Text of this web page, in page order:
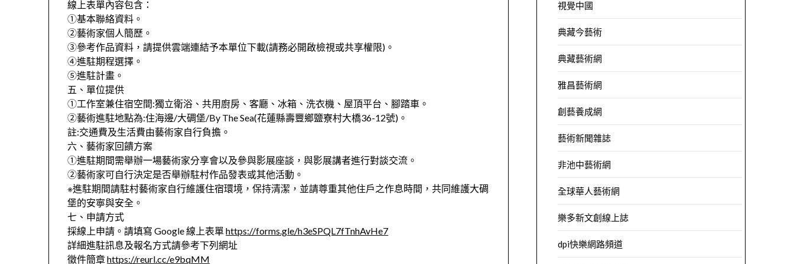
線上表單內容包含：
①基本聯絡資料。
②藝術家個人簡歷。
③參考作品資料，請提供雲端連結予本單位下載(請務必開啟檢視或共享權限)。
④進駐期程選擇。
⑤進駐計畫。
五、單位提供
①工作室兼住宿空間:獨立衛浴、共用廚房、客廳、冰箱、洗衣機、屋頂平台、腳踏車。
②藝術進駐地點為:住海邊/大碉堡/By The Sea(花蓮縣壽豐鄉鹽寮村大橋36-12號)。
註:交通費及生活費由藝術家自行負擔。
六、藝術家回饋方案
①進駐期間需舉辦一場藝術家分享會以及參與影展座談，與影展講者進行對談交流。
②藝術家可自行決定是否舉辦駐村作品發表或其他活動。
※進駐期間請駐村藝術家自行維護住宿環境，保持清潔，並請尊重其他住戶之作息時間，共同維護大碉
堡的安寧與安全。
七、申請方式
採線上申請。請填寫 Google 線上表單https://forms.gle/h3eSPQL7fTnhAvHe7
詳細進駐訊息及報名方式請參考下列網址
徵件簡章https://reurl.cc/e9bqMM
視覺中國
典藏今藝術
典藏藝術網
雅昌藝術網
創藝養成網
藝術新聞雜誌
非池中藝術網
全球華人藝術網
樂多新文創線上誌
dpi快樂網路頻道